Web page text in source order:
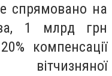
спрямовано на
1 млрд грн
компенсації
вітчизняної